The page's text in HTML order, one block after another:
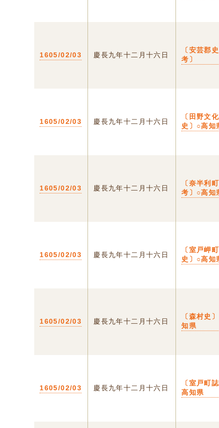
1605/02/03 慶長九年十二月十六日
〔安芸郡史
考〕
1605/02/03 慶長九年十二月十六日
〔田野文化
史〕○高知
1605/02/03 慶長九年十二月十六日
〔奈半利
考〕○高知
1605/02/03 慶長九年十二月十六日
〔室戸岬町
史〕○高知
1605/02/03 慶長九年十二月十六日
〔森村史
知県
1605/02/03 慶長九年十二月十六日
〔室戸町
高知県